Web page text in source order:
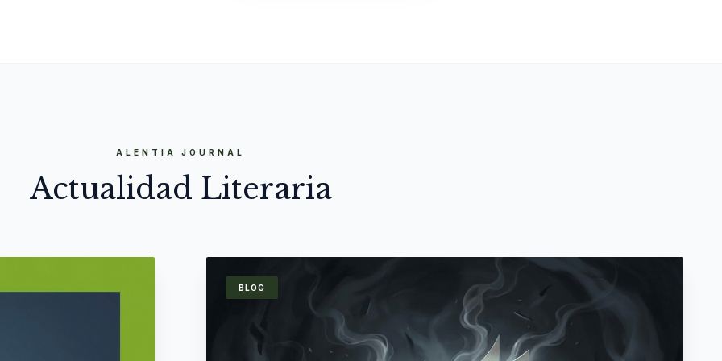
ALENTIA JOURNAL
Actualidad Literaria
BLOG